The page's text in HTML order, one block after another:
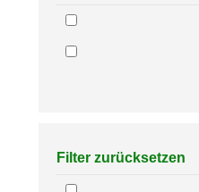
Filter zurücksetzen